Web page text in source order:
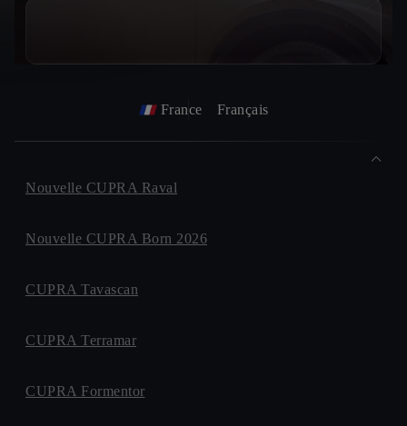
France Français
Nouvelle CUPRA Raval
Nouvelle CUPRA Born 2026
CUPRA Tavascan
CUPRA Terramar
CUPRA Formentor